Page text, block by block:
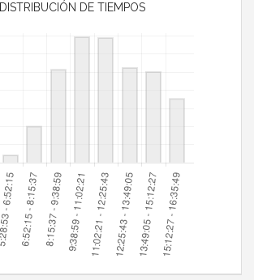
DISTRIBUCIÓN DE TIEMPOS